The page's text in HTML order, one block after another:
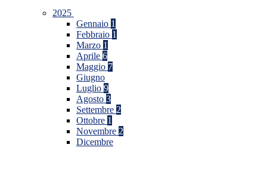
2025
Gennaio 1
Febbraio 1
Marzo 1
Aprile 6
Maggio 7
Giugno
Luglio 9
Agosto 3
Settembre 2
Ottobre 1
Novembre 2
Dicembre